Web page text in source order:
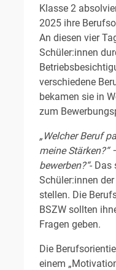
Klasse 2
2025 ihre
An diesen vier
Schüler:innen
verschiedene
bekamen sie in
zum
„Welcher Beruf
meine Stärken?“
bewerben?“- Das
Schüler:innen
stellen. Die
BSZW sollten
Fragen geben.
Die
einem